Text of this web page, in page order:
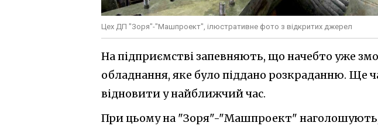
Цех ДП "Зоря"-"Машпроект", ілюстративне фото з відкритих джерел
На підприємстві запевняють, що начебто уже
обладнання, яке було піддано розкраданню. Ще
відновити у найближчий час.
При цьому на "Зоря"-"Машпроект"